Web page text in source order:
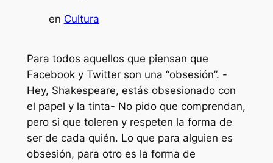
en Cultura
Para todos aquellos que piensan que
Facebook y Twitter son una “obsesión”. -
Hey, Shakespeare, estás obsesionado con
el papel y la tinta- No pido que comprendan,
pero si que toleren y respeten la forma de
ser de cada quién. Lo que para alguien es
obsesión, para otro es la forma de